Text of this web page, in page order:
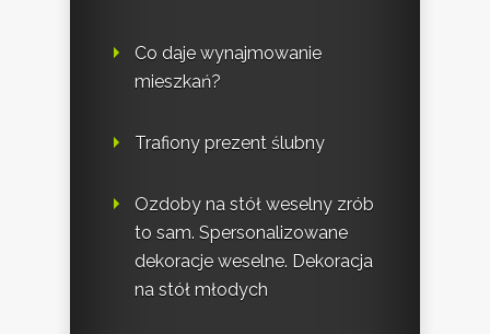
Co daje wynajmowanie
mieszkań?
Trafiony prezent ślubny
Ozdoby na stół weselny zrób
to sam. Spersonalizowane
dekoracje weselne. Dekoracja
na stół młodych